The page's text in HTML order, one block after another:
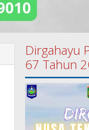
Dirgahayu
67 Tahun